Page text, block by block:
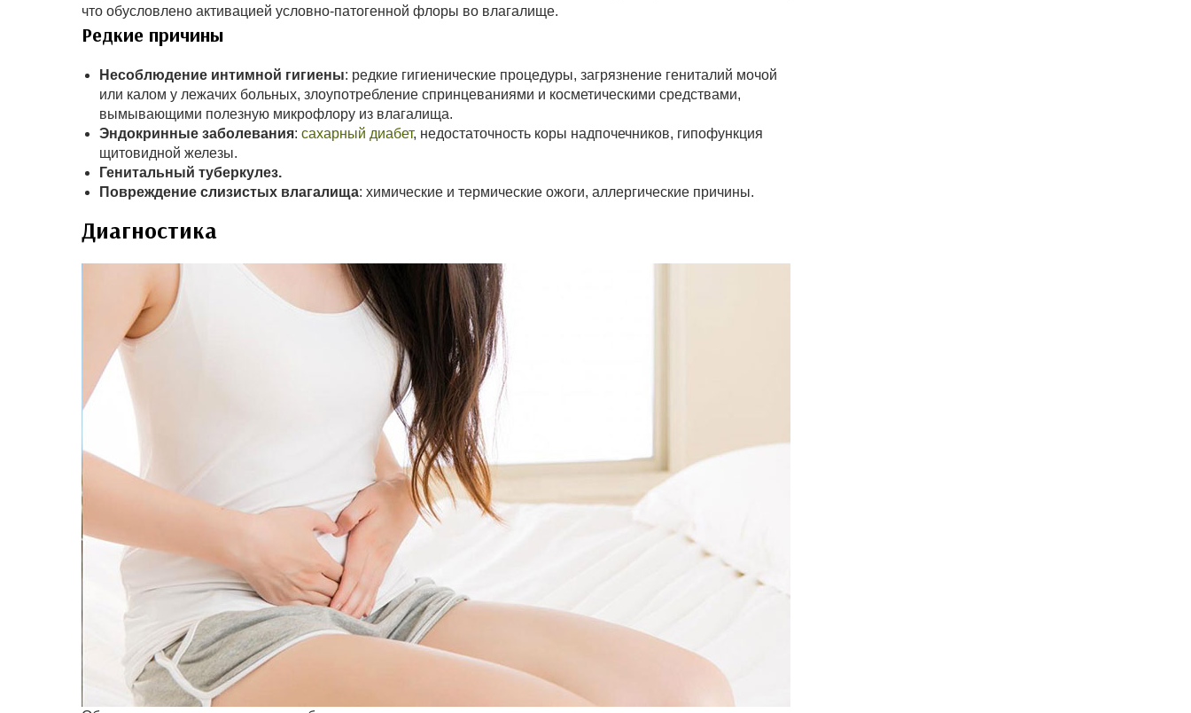
что обусловлено активацией условно-патогенной флоры во влагалище.
Редкие причины
Несоблюдение интимной гигиены: редкие гигиенические процедуры, загрязнение гениталий мочой
или калом у лежачих больных, злоупотребление спринцеваниями и косметическими средствами,
вымывающими полезную микрофлору из влагалища.
Эндокринные заболевания: сахарный диабет, недостаточность коры надпочечников, гипофункция
щитовидной железы.
Генитальный туберкулез.
Повреждение слизистых влагалища: химические и термические ожоги, аллергические причины.
Диагностика